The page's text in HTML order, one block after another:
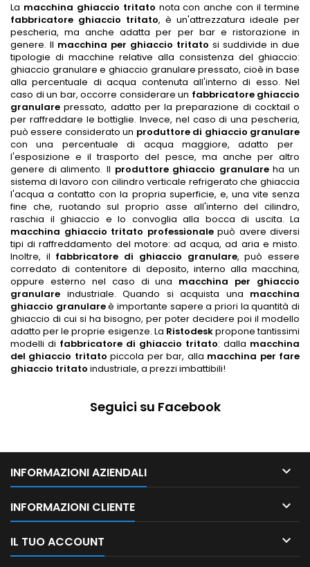
La macchina ghiaccio tritato nota con anche con il termine
fabbricatore ghiaccio tritato, è un'attrezzatura ideale per
pescheria, ma anche adatta per per bar e ristorazione in
genere. Il macchina per ghiaccio tritato si suddivide in due
tipologie di macchine relative alla consistenza del ghiaccio:
ghiaccio granulare e ghiaccio granulare pressato, cioè in base
alla percentuale di acqua contenuta all'interno di esso. Nel
caso di un bar, occorre considerare un fabbricatore ghiaccio
granulare pressato, adatto per la preparazione di cocktail o
per raffreddare le bottiglie. Invece, nel caso di una pescheria,
può essere considerato un produttore di ghiaccio granulare
con una percentuale di acqua maggiore, adatto per
l'esposizione e il trasporto del pesce, ma anche per altro
genere di alimento. Il produttore ghiaccio granulareha un
sistema di lavoro con cilindro verticale refrigerato che ghiaccia
l'acqua a contatto con la propria superficie, e, una vite senza
fine che, ruotando sul proprio asse all'interno del cilindro,
raschia il ghiaccio e lo convoglia alla bocca di uscita. La
macchina ghiaccio tritato professionalepuò avere diversi
tipi diraffreddamento del motore: ad acqua, ad aria e misto.
Inoltre, il fabbricatore di ghiaccio granulare, può essere
corredato di contenitore di deposito, interno alla macchina,
oppure esterno nel caso di una macchina per ghiaccio
granulare industriale. Quando si acquista una macchina
ghiaccio granulareè importante sapere a priori la quantità di
ghiaccio di cui si ha bisogno, per poter decidere poi il modello
adatto per le proprie esigenze. La Ristodeskpropone tantissimi
modelli di fabbricatore di ghiaccio tritato: dalla macchina
del ghiaccio tritato piccola per bar, alla macchina per fare
ghiaccio tritato industriale, a prezzi imbattibili!
Seguici su Facebook
INFORMAZIONI AZIENDALI 
INFORMAZIONI CLIENTE 
IL TUO ACCOUNT 